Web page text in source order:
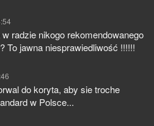
radzie nikogo rekomendowanego
To jawna niesprawiedliwość !!!!!!
do koryta, aby sie troche
w Polsce...